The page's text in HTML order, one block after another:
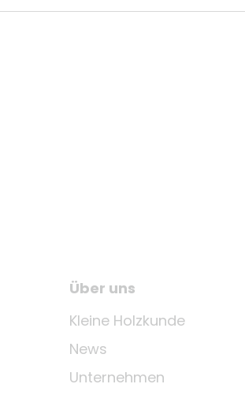
Über uns
Kleine Holzkunde
News
Unternehmen